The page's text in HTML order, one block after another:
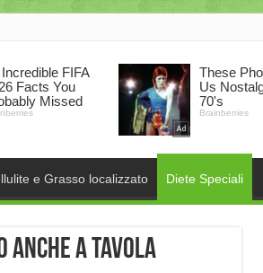
e Grasso localizzato Diete Speciali
anche a tavola